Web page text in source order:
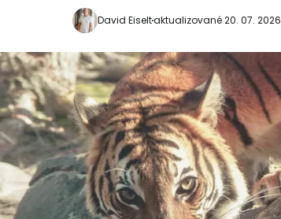
David Eiseltaktualizované 20. 07. 2026